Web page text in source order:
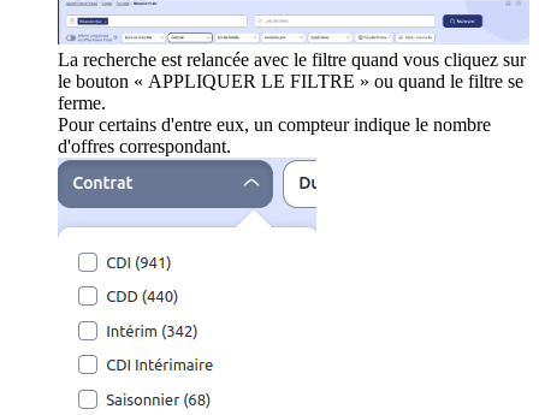
La recherche est relancée avec le filtre quand vous cliquez sur
le bouton « APPLIQUER LE FILTRE » ou quand le filtre se
ferme.
Pour certains d'entre eux, un compteur indique le nombre
d'offres correspondant.